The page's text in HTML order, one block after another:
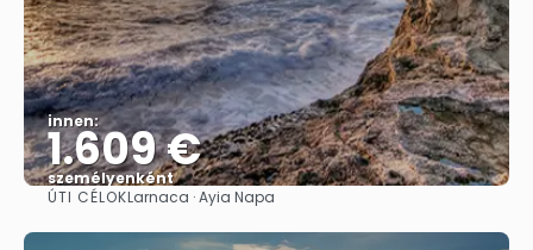
innen:
1.609 €
személyenként
Megnézem
ÚTI CÉLOKLarnaca · Ayia Napa